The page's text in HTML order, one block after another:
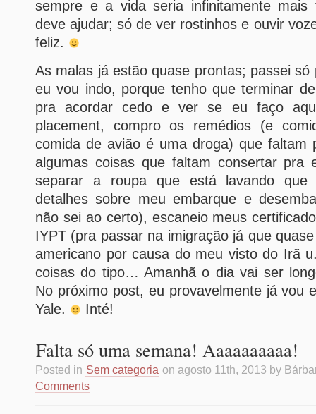
sempre e a vida seria infinitamente mais
deve ajudar; só de ver rostinhos e ouvir
feliz.
As malas já estão quase prontas; passei só
eu vou indo, porque tenho que terminar
pra acordar cedo e ver se eu faço
placement, compro os remédios (e
comida de avião é uma droga) que
algumas coisas que faltam consertar pra
separar a roupa que está lavando
detalhes sobre meu embarque e
não sei ao certo), escaneio meus
IYPT (pra passar na imigração já que
americano por causa do meu visto do Irã
coisas do tipo… Amanhã o dia vai ser
No próximo post, eu provavelmente já vou
Yale.
Inté!
Falta só uma semana! Aaaaaaaaaa!
Posted in Sem categoria on agosto 11th, 2013 by
Comments